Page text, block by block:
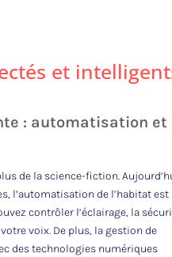
et
: automatisation et
de la science-fiction.
l’automatisation de l’habitat est
contrôler l’éclairage, la
voix. De plus, la gestion de
des technologies numériques